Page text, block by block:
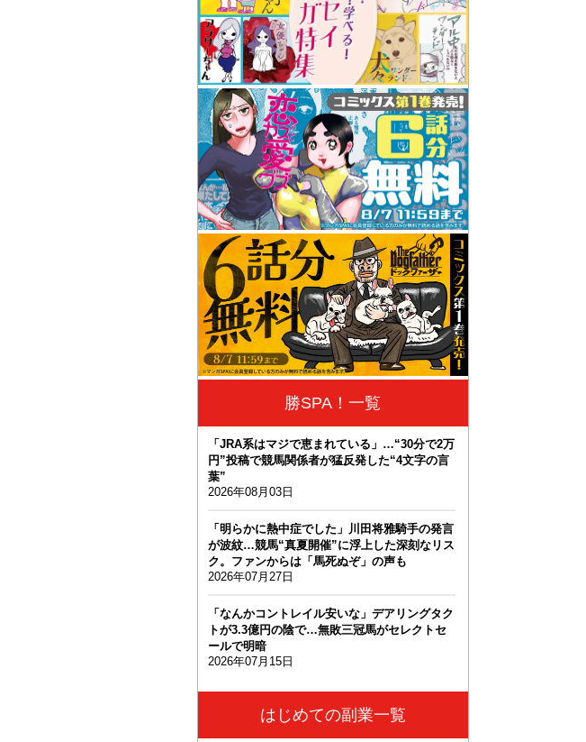
勝SPA！一覧
「JRA系はマジで恵まれている」…“30分で2万
円”投稿で競馬関係者が猛反発した“4文字の言
葉”
2026年08月03日
「明らかに熱中症でした」川田将雅騎手の発言
が波紋…競馬“真夏開催”に浮上した深刻なリス
ク。ファンからは「馬死ぬぞ」の声も
2026年07月27日
「なんかコントレイル安いな」デアリングタク
トが3.3億円の陰で…無敗三冠馬がセレクトセ
ールで明暗
2026年07月15日
はじめての副業一覧